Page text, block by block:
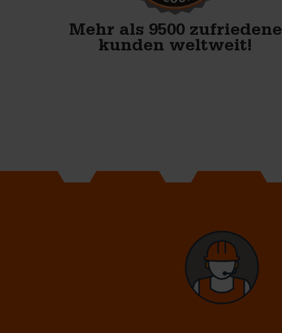
Mehr als 9500 zufriedene
kunden weltweit!